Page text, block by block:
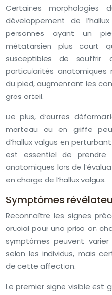
Certaines morphologies
développement de
personnes ayant un
métatarsien plus court
susceptibles de souffrir
particularités anatomiques
du pied, augmentant les
gros orteil.
De plus, d’autres
marteau ou en griffe
d’hallux valgus en
est essentiel de
anatomiques lors de
en charge de l’hallux valgus.
Symptômes
Reconnaître les signes
crucial pour une prise en
symptômes peuvent
selon les individus, mais
de cette affection.
Le premier signe visible est